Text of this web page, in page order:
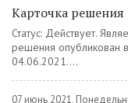
Карточка
Статус: Действует.
решения опубликован
04.06.2021....
07 июнь 2021,